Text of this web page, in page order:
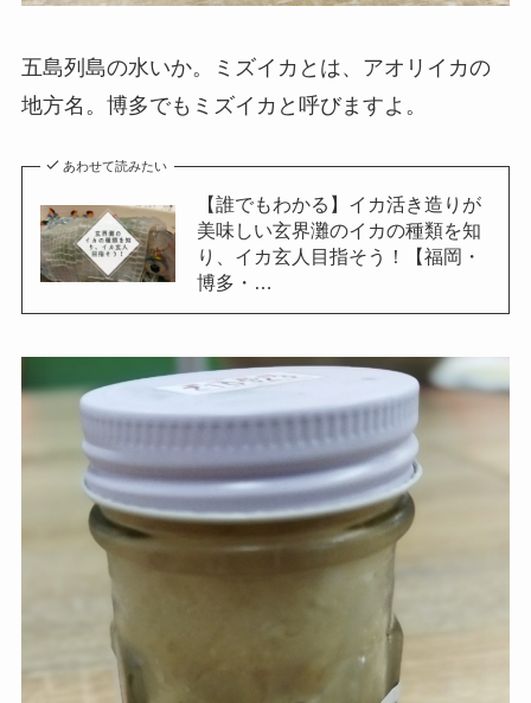
五島列島の水いか。ミズイカとは、アオリイカの
地方名。博多でもミズイカと呼びますよ。
あわせて読みたい
【誰でもわかる】イカ活き造りが
美味しい玄界灘のイカの種類を知
り、イカ玄人目指そう！【福岡・
博多・…